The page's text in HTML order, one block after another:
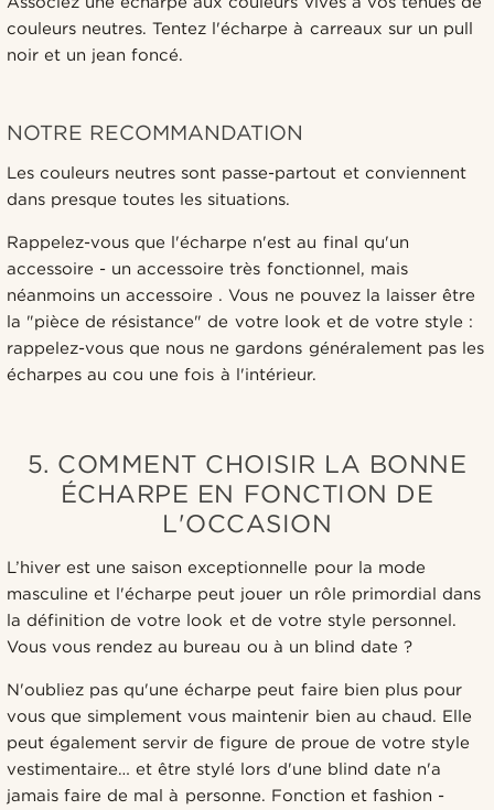
couleurs neutres. Tentez l'écharpe à carreaux sur un pull
noir et un jean foncé.
NOTRE RECOMMANDATION
Les couleurs neutres sont passe-partout et conviennent
dans presque toutes les situations.
Rappelez-vous que l'écharpe n'est au final qu'un
accessoire - un accessoire très fonctionnel, mais
néanmoins un accessoire . Vous ne pouvez la laisser être
la "pièce de résistance" de votre look et de votre style :
rappelez-vous que nous ne gardons généralement pas les
écharpes au cou une fois à l'intérieur.
5. COMMENT CHOISIR LA BONNE
ÉCHARPE EN FONCTION DE
L'OCCASION
L’hiver est une saison exceptionnelle pour la mode
masculine et l'écharpe peut jouer un rôle primordial dans
la définition de votre look et de votre style personnel.
Vous vous rendez au bureau ou à un blind date ?
N'oubliez pas qu'une écharpe peut faire bien plus pour
vous que simplement vous maintenir bien au chaud. Elle
peut également servir de figure de proue de votre style
vestimentaire… et être stylé lors d'une blind date n'a
jamais faire de mal à personne. Fonction et fashion -